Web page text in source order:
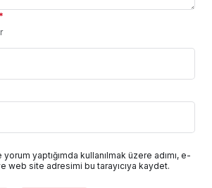
*
yaptığımda kullanılmak üzere adımı, e-
web site adresimi bu tarayıcıya kaydet.